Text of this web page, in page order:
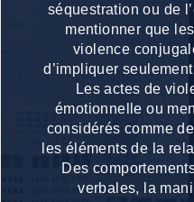
séquestration ou de
mentionner que
violence
d’impliquer
Les actes de
émotionnelle ou
considérés comme
les éléments de la
Des
verbales, la